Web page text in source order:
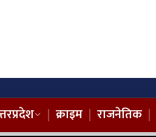
| क्राइम | राजनेतिक |